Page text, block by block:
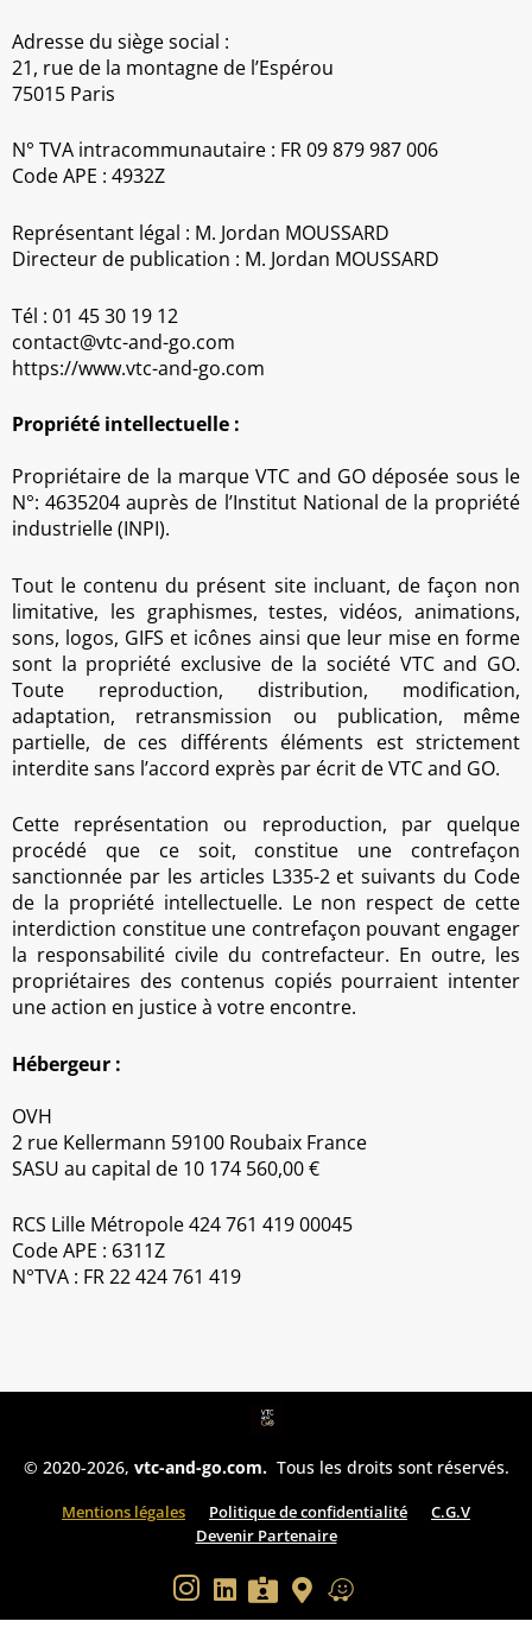
Adresse du siège social :
21, rue de la montagne de l’Espérou
75015 Paris
N° TVA intracommunautaire : FR 09 879 987 006
Code APE : 4932Z
Représentant légal : M. Jordan MOUSSARD
Directeur de publication : M. Jordan MOUSSARD
Tél : 01 45 30 19 12
contact@vtc-and-go.com
https://www.vtc-and-go.com
Propriété intellectuelle :
Propriétaire de la marque VTC and GO déposée sous le
N°: 4635204 auprès de l’Institut National de la propriété
industrielle (INPI).
Tout le contenu du présent site incluant, de façon non
limitative, les graphismes, testes, vidéos, animations,
sons, logos, GIFS et icônes ainsi que leur mise en forme
sont la propriété exclusive de la société VTC and GO.
Toute reproduction, distribution, modification,
adaptation, retransmission ou publication, même
partielle, de ces différents éléments est strictement
interdite sans l’accord exprès par écrit de VTC and GO.
Cette représentation ou reproduction, par quelque
procédé que ce soit, constitue une contrefaçon
sanctionnée par les articles L335-2 et suivants du Code
de la propriété intellectuelle. Le non respect de cette
interdiction constitue une contrefaçon pouvant engager
la responsabilité civile du contrefacteur. En outre, les
propriétaires des contenus copiés pourraient intenter
une action en justice à votre encontre.
Hébergeur :
OVH
2 rue Kellermann 59100 Roubaix France
SASU au capital de 10 174 560,00 €
RCS Lille Métropole 424 761 419 00045
Code APE : 6311Z
N°TVA : FR 22 424 761 419
© 2020-2026, vtc-and-go.com.Tous les droits sont réservés.
Mentions légales Politique de confidentialité
C.G.V
Devenir Partenaire